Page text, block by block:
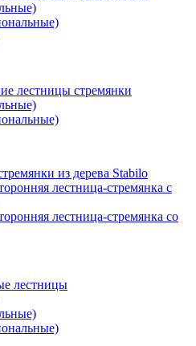
лестницы стремянки
из дерева Stabilo
лестница-стремянка с
лестница-стремянка со
лестницы